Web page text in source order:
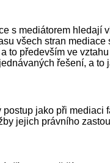
s mediátorem
všech stran
to především ve
řešení, a
jako při
jejich právního